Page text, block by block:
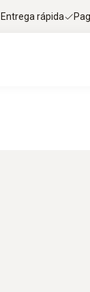
Entrega rápida